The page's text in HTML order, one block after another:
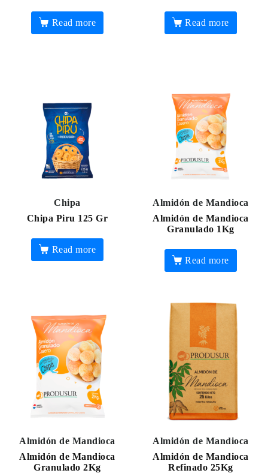
Read more Read more
Chipa
Chipa Piru 125 Gr
Read more
Almidón de Mandioca
Almidón de Mandioca
Granulado 1Kg
Read more
Almidón de Mandioca
Almidón de Mandioca
Granulado 2Kg
Almidón de Mandioca
Almidón de Mandioca
Refinado 25Kg